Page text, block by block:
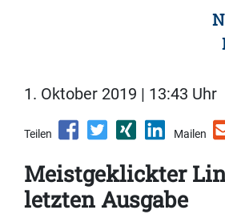
1. Oktober 2019 | 13:43 Uhr
Teilen Mailen
Meistgeklickter
letzten Ausgabe